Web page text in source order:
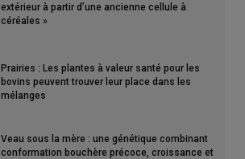
extérieur à partir d’une ancienne cellule à
céréales »
Prairies : Les plantes à valeur santé pour les
bovins peuvent trouver leur place dans les
mélanges
Veau sous la mère : une génétique combinant
conformation bouchère précoce, croissance et